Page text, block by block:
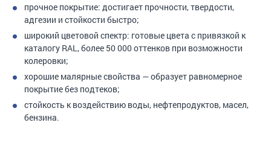
прочное покрытие: достигает прочности, твердости,
адгезии и стойкости быстро;
широкий цветовой спектр: готовые цвета с привязкой к
каталогу RAL, более 50 000 оттенков при возможности
колеровки;
хорошие малярные свойства — образует равномерное
покрытие без подтеков;
стойкость к воздействию воды, нефтепродуктов, масел,
бензина.